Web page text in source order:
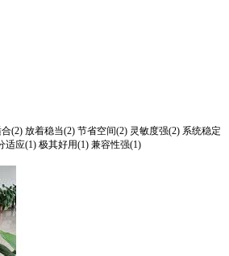
(2) 放着稳当(2) 节省空间(2) 灵敏度强(2) 系统稳定
适应(1) 极其好用(1) 兼容性强(1)